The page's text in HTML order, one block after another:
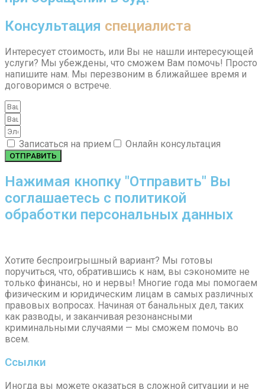
Консультация специалиста
Интересует стоимость, или Вы не нашли интересующей
услуги? Мы убеждены, что сможем Вам помочь! Просто
напишите нам. Мы перезвоним в ближайшее время и
договоримся о встрече.
Записаться на прием Онлайн консультация
ОТПРАВИТЬ
Нажимая кнопку "Отправить" Вы
соглашаетесь с политикой
обработки персональных данных
Хотите беспроигрышный вариант? Мы готовы
поручиться, что, обратившись к нам, вы сэкономите не
только финансы, но и нервы! Многие года мы помогаем
физическим и юридическим лицам в самых различных
правовых вопросах. Начиная от банальных дел, таких
как разводы, и заканчивая резонансными
криминальными случаями — мы сможем помочь во
всем.
Ссылки
Иногда вы можете оказаться в сложной ситуации и не